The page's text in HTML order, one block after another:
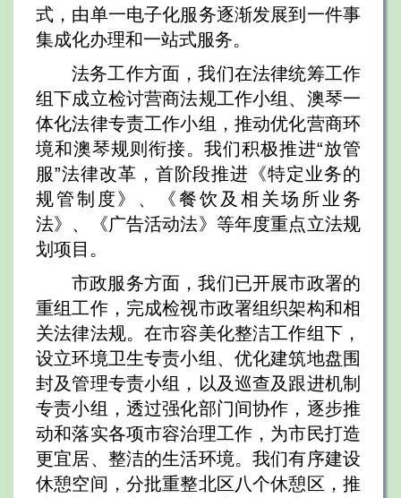
式，由单一电子化服务逐渐发展到一件事
集成化办理和一站式服务。
法务工作方面，我们在法律统筹工作
组下成立检讨营商法规工作小组、澳琴一
体化法律专责工作小组，推动优化营商环
境和澳琴规则衔接。我们积极推进“放管
服”法律改革，首阶段推进《特定业务的
规管制度》、《餐饮及相关场所业务
法》、《广告活动法》等年度重点立法规
划项目。
市政服务方面，我们已开展市政署的
重组工作，完成检视市政署组织架构和相
关法律法规。在市容美化整洁工作组下，
设立环境卫生专责小组、优化建筑地盘围
封及管理专责小组，以及巡查及跟进机制
专责小组，透过强化部门间协作，逐步推
动和落实各项市容治理工作，为市民打造
更宜居、整洁的生活环境。我们有序建设
休憩空间，分批重整北区八个休憩区，推